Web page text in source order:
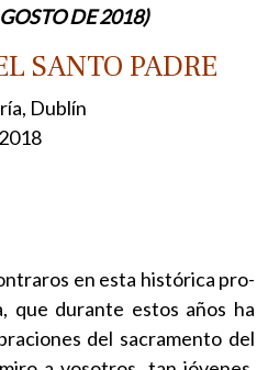
DE 2018)
SANTO PADRE
Dublín
en esta histórica pro-
que durante estos años ha
del sacramento del